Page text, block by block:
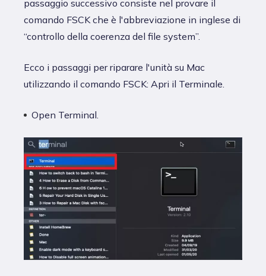
passaggio successivo consiste nel provare il
comando FSCK che è l'abbreviazione in inglese di
“controllo della coerenza del file system”.
Ecco i passaggi per riparare l'unità su Mac
utilizzando il comando FSCK: Apri il Terminale.
Open Terminal.